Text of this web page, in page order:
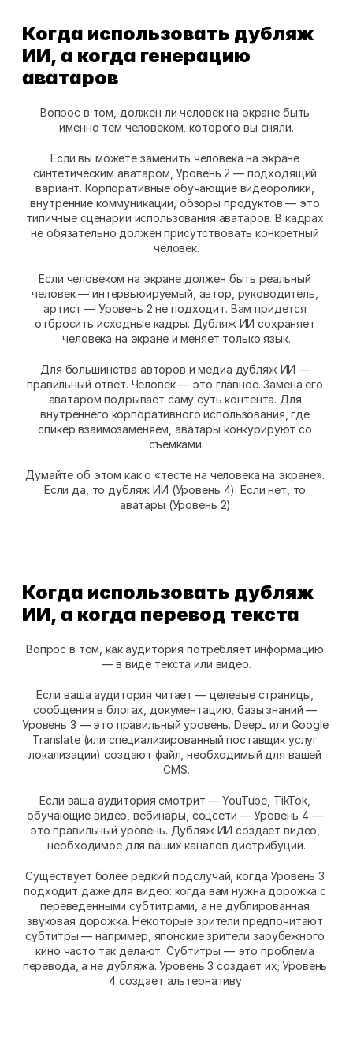
Когда использовать дубляж
ИИ, а когда генерацию
аватаров
Вопрос в том, должен ли человек на экране быть
именно тем человеком, которого вы сняли.
Если вы можете заменить человека на экране
синтетическим аватаром, Уровень 2 — подходящий
вариант. Корпоративные обучающие видеоролики,
внутренние коммуникации, обзоры продуктов — это
типичные сценарии использования аватаров. В кадрах
не обязательно должен присутствовать конкретный
человек.
Если человеком на экране должен быть реальный
человек — интервьюируемый, автор, руководитель,
артист — Уровень 2 не подходит. Вам придется
отбросить исходные кадры. Дубляж ИИ сохраняет
человека на экране и меняет только язык.
Для большинства авторов и медиа дубляж ИИ —
правильный ответ. Человек — это главное. Замена его
аватаром подрывает саму суть контента. Для
внутреннего корпоративного использования, где
спикер взаимозаменяем, аватары конкурируют со
съемками.
Думайте об этом как о «тесте на человека на экране».
Если да, то дубляж ИИ (Уровень 4). Если нет, то
аватары (Уровень 2).
Когда использовать дубляж
ИИ, а когда перевод текста
Вопрос в том, как аудитория потребляет информацию
— в виде текста или видео.
Если ваша аудитория читает — целевые страницы,
сообщения в блогах, документацию, базы знаний —
Уровень 3 — это правильный уровень. DeepL или Google
Translate (или специализированный поставщик услуг
локализации) создают файл, необходимый для вашей
CMS.
Если ваша аудитория смотрит — YouTube, TikTok,
обучающие видео, вебинары, соцсети — Уровень 4 —
это правильный уровень. Дубляж ИИ создает видео,
необходимое для ваших каналов дистрибуции.
Существует более редкий подслучай, когда Уровень 3
подходит даже для видео: когда вам нужна дорожка с
переведенными субтитрами, а не дублированная
звуковая дорожка. Некоторые зрители предпочитают
субтитры — например, японские зрители зарубежного
кино часто так делают. Субтитры — это проблема
перевода, а не дубляжа. Уровень 3 создает их; Уровень
4 создает альтернативу.